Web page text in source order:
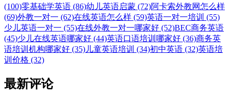
(100)零基础学英语 (86)幼儿英语启蒙 (72)阿卡索外教网怎么样
(69)外教一对一 (62)在线英语怎么样 (59)英语一对一培训 (55)
少儿英语一对一 (55)在线外教一对一哪家好 (52)BEC商务英语
(45)少儿在线英语哪家好 (44)英语口语培训哪家好 (36)商务英
语培训机构哪家好 (35) 儿童英语培训 (34)初中英语 (32)英语培
训价格 (32)
最新评论